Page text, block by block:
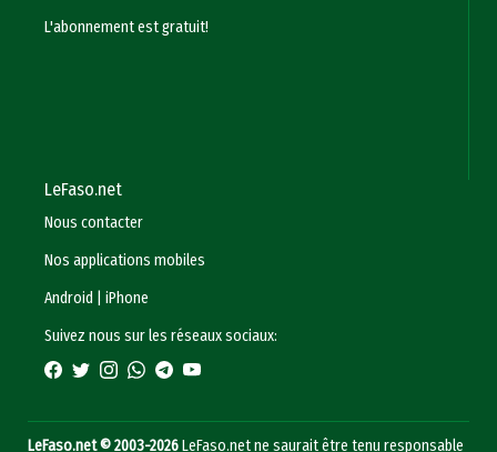
L'abonnement est gratuit!
LeFaso.net
Nous contacter
Nos applications mobiles
Android
|iPhone
Suivez nous sur les réseaux sociaux:
LeFaso.net © 2003-2026LeFaso.net ne saurait être tenu responsable